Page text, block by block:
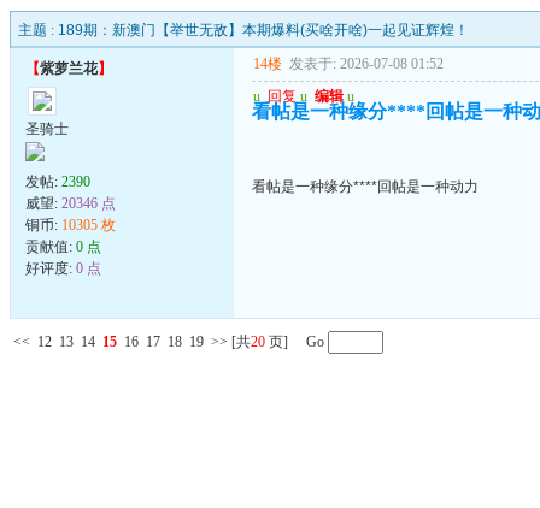
主题 : 189期：新澳门【举世无敌】本期爆料(买啥开啥)一起见证辉煌！
【紫萝兰花】
圣骑士
发帖: 2390
威望: 20346 点
铜币: 10305 枚
贡献值: 0 点
好评度: 0 点
14楼 发表于: 2026-07-08 01:52
u 回复 u 编辑 u
看帖是一种缘分****回帖是一种
看帖是一种缘分****回帖是一种动力
<< 12 13 14 15 16 17 18 19 >> [共20 页] Go